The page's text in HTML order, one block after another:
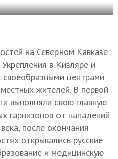
на Северном Кавказе
в Кизляре и
центрами
жителей. В первой
выполняли свою главную
гарнизонов от нападений
после окончания
открывались русские
и медицинскую